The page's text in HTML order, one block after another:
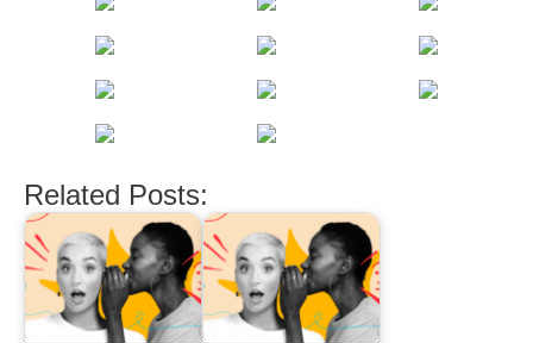
Related Posts: